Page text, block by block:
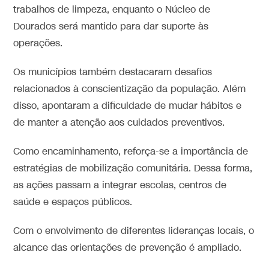
trabalhos de limpeza, enquanto o Núcleo de
Dourados será mantido para dar suporte às
operações.
Os municípios também destacaram desafios
relacionados à conscientização da população. Além
disso, apontaram a dificuldade de mudar hábitos e
de manter a atenção aos cuidados preventivos.
Como encaminhamento, reforça-se a importância de
estratégias de mobilização comunitária. Dessa forma,
as ações passam a integrar escolas, centros de
saúde e espaços públicos.
Com o envolvimento de diferentes lideranças locais, o
alcance das orientações de prevenção é ampliado.